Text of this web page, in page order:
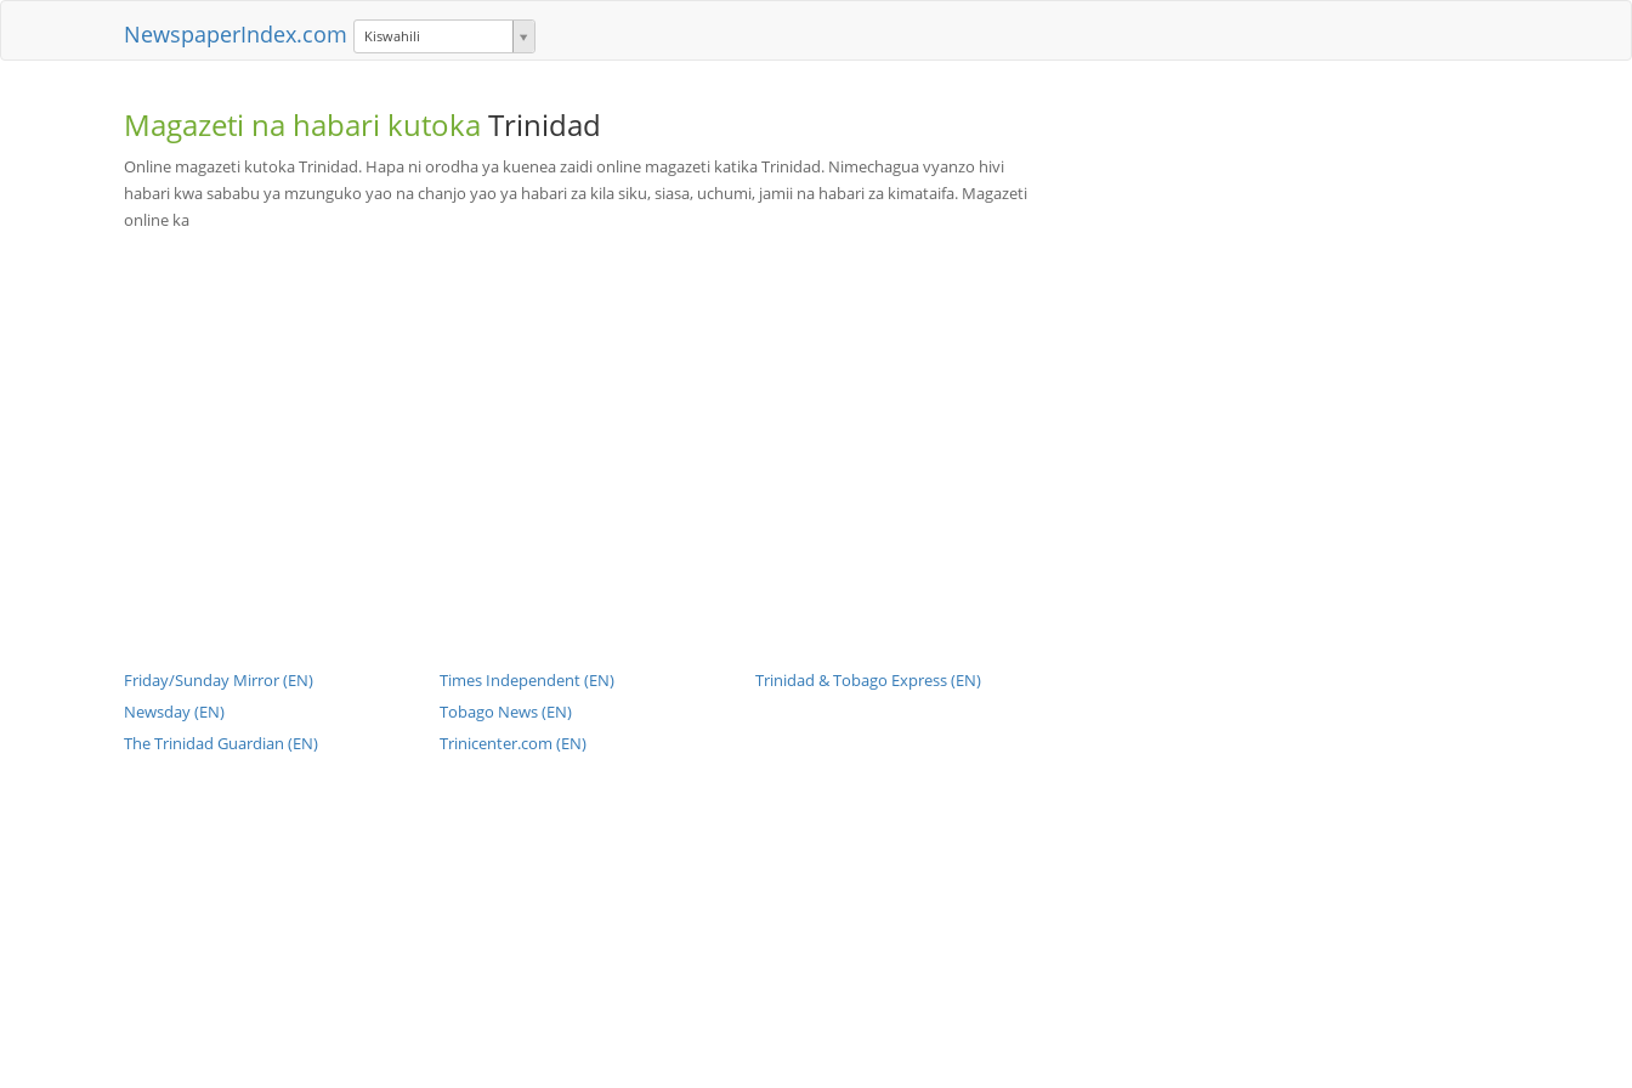
NewspaperIndex.com Kiswahili
Magazeti na habari kutoka Trinidad
Online magazeti kutoka Trinidad. Hapa ni orodha ya kuenea zaidi online magazeti katika Trinidad. Nimechagua vyanzo hivi
habari kwa sababu ya mzunguko yao na chanjo yao ya habari za kila siku, siasa, uchumi, jamii na habari za kimataifa. Magazeti
online ka
Friday/Sunday Mirror (EN)
Newsday (EN)
The Trinidad Guardian (EN)
Times Independent (EN)
Tobago News (EN)
Trinicenter.com (EN)
Trinidad & Tobago Express (EN)